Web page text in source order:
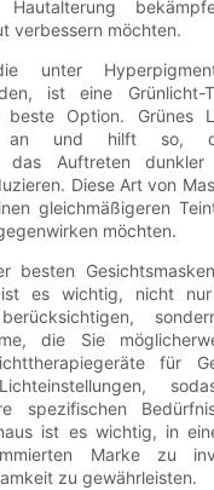
verbessern möchten.
unter
ist eine Grünlicht-
beste Option. Grünes
an und hilft so,
das Auftreten
Diese Art von
gleichmäßigeren
möchten.
besten
es wichtig, nicht
die Sie
für
spezifischen
ist es wichtig, in
Marke zu
zu gewährleisten.